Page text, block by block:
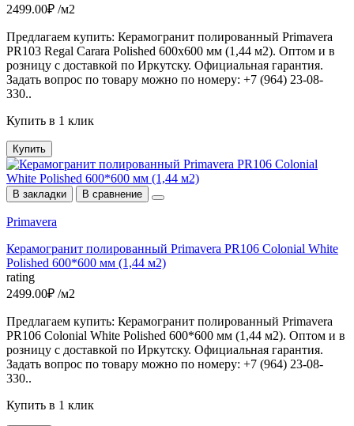
2499.00₽ /м2
Предлагаем купить: Керамогранит полированный Primavera
PR103 Regal Carara Polished 600х600 мм (1,44 м2). Оптом и в
розницу с доставкой по Иркутску. Официальная гарантия.
Задать вопрос по товару можно по номеру: +7 (964) 23-08-
330..
Купить в 1 клик
Купить
В закладки В сравнение
Primavera
Керамогранит полированный Primavera PR106 Colonial White
Polished 600*600 мм (1,44 м2)
rating
2499.00₽ /м2
Предлагаем купить: Керамогранит полированный Primavera
PR106 Colonial White Polished 600*600 мм (1,44 м2). Оптом и в
розницу с доставкой по Иркутску. Официальная гарантия.
Задать вопрос по товару можно по номеру: +7 (964) 23-08-
330..
Купить в 1 клик